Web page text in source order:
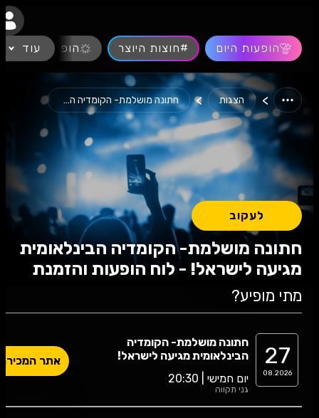
הופעות היום #חוצות היוצר הופעות חיות
עוד
> הצגות > חתונה מושלמת- הקומדיה הבינלאומית...
חתונה מושלמת- הקומדיה הבינלאומית
מגיעה לישראל! - לוח הופעות והזמנת
כרטיסים
לעקוב
מתי מופיע?
27
08.2026
חתונה מושלמת- הקומדיה
הבינלאומית מגיעה לישראל!
יום חמישי | 20:30
גני תקווה
אתר המכירה